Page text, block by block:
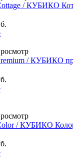
/ КУБИКО
/ КУБИКО
/ КУБИКО